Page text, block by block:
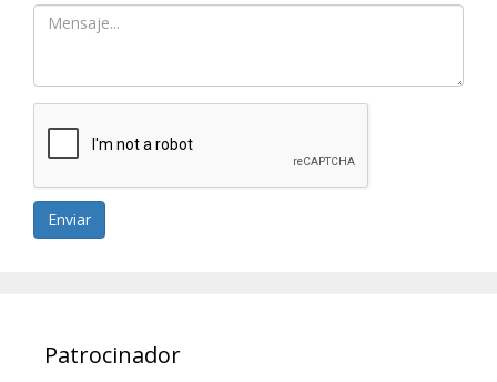
Enviar
Patrocinador